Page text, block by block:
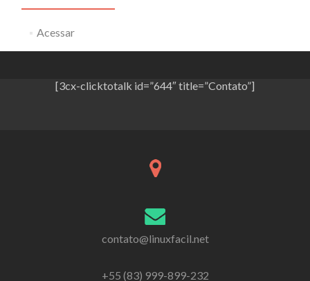
Acessar
[3cx-clicktotalk id=”644″ title=”Contato”]
contato@linuxfacil.net
+55 (83) 999-899-232